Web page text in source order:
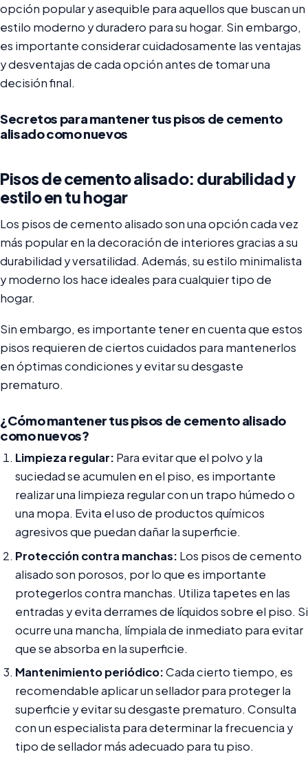
opción popular y asequible para aquellos que buscan un
estilo moderno y duradero para su hogar. Sin embargo,
es importante considerar cuidadosamente las ventajas
y desventajas de cada opción antes de tomar una
decisión final.
Secretos para mantener tus pisos de cemento
alisado como nuevos
Pisos de cemento alisado: durabilidad y
estilo en tu hogar
Los pisos de cemento alisado son una opción cada vez
más popular en la decoración de interiores gracias a su
durabilidad y versatilidad. Además, su estilo minimalista
y moderno los hace ideales para cualquier tipo de
hogar.
Sin embargo, es importante tener en cuenta que estos
pisos requieren de ciertos cuidados para mantenerlos
en óptimas condiciones y evitar su desgaste
prematuro.
¿Cómo mantener tus pisos de cemento alisado
como nuevos?
Limpieza regular: Para evitar que el polvo y la
suciedad se acumulen en el piso, es importante
realizar una limpieza regular con un trapo húmedo o
una mopa. Evita el uso de productos químicos
agresivos que puedan dañar la superficie.
Protección contra manchas: Los pisos de cemento
alisado son porosos, por lo que es importante
protegerlos contra manchas. Utiliza tapetes en las
entradas y evita derrames de líquidos sobre el piso. Si
ocurre una mancha, límpiala de inmediato para evitar
que se absorba en la superficie.
Mantenimiento periódico:Cada cierto tiempo, es
recomendable aplicar un sellador para proteger la
superficie y evitar su desgaste prematuro. Consulta
con un especialista para determinar la frecuencia y
tipo de sellador más adecuado para tu piso.